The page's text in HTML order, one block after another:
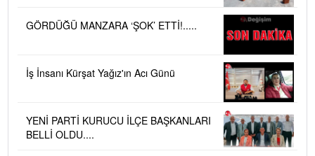
GÖRDÜĞÜ MANZARA ‘ŞOK’ ETTİ!.....
İş İnsanı Kürşat Yağız'ın Acı Günü
YENİ PARTİ KURUCU İLÇE BAŞKANLARI
BELLİ OLDU....